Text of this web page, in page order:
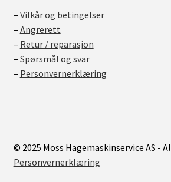
– Vilkår og betingelser
– Angrerett
– Retur / reparasjon
– Spørsmål og svar
– Personvernerklæring
© 2025 Moss Hagemaskinservice AS -
Personvernerklæring